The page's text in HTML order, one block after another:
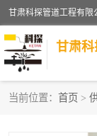
甘肃科
当前位置： 首页 >